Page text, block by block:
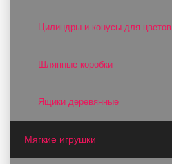
Цилиндры и конусы для цветов
Шляпные коробки
Ящики деревянные
Мягкие игрушки